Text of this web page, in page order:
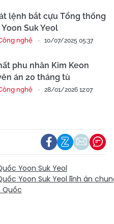
lệnh bắt cựu Tổng thống
Suk Yeol
nghệ 10/07/2025 05:37
phu nhân Kim Keon
án 20 tháng tù
nghệ 28/01/2026 12:07
Yoon Suk Yeol
Yoon Suk Yeol lĩnh án
Quốc